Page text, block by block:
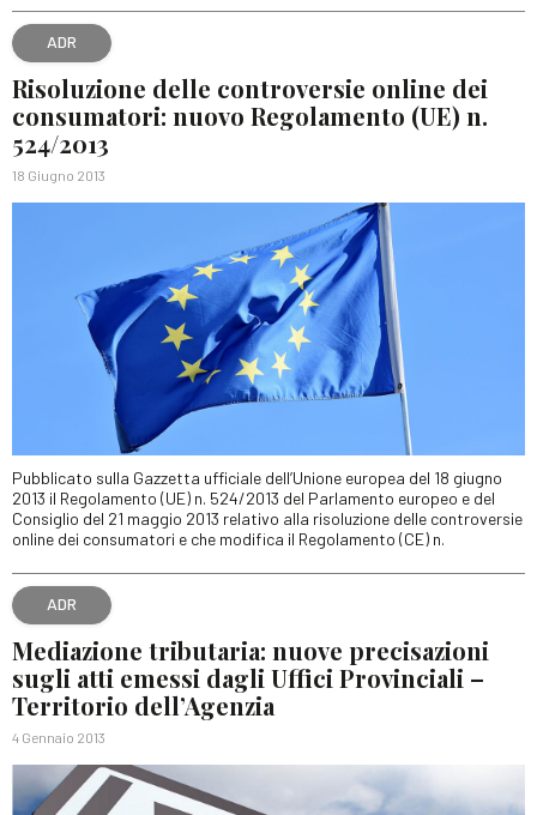
ADR
Risoluzione delle controversie online dei
consumatori: nuovo Regolamento (UE) n.
524/2013
18 Giugno 2013
Pubblicato sulla Gazzetta ufficiale dell’Unione europea del 18 giugno
2013 il Regolamento (UE) n. 524/2013 del Parlamento europeo e del
Consiglio del 21 maggio 2013 relativo alla risoluzione delle controversie
online dei consumatori e che modifica il Regolamento (CE) n.
ADR
Mediazione tributaria: nuove precisazioni
sugli atti emessi dagli Uffici Provinciali –
Territorio dell’Agenzia
4 Gennaio 2013